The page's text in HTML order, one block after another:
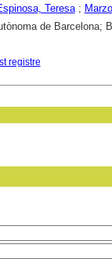
Teresa;
de Barcelona;
registre